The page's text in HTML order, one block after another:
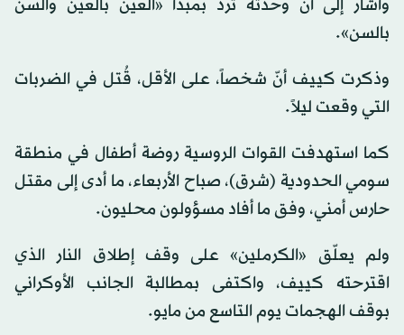
وأشار إلى أن وحدته تردُّ بمبدأ «العين بالعين والسن
بالسن».
وذكرت كييف أنّ شخصاً، على الأقل، قُتل في الضربات
التي وقعت ليلاً.
كما استهدفت القوات الروسية روضة أطفال في منطقة
سومي الحدودية (شرق)، صباح الأربعاء، ما أدى إلى مقتل
حارس أمني، وفق ما أفاد مسؤولون محليون.
ولم يعلّق «الكرملين» على وقف إطلاق النار الذي
اقترحته كييف، واكتفى بمطالبة الجانب الأوكراني
بوقف الهجمات يوم التاسع من مايو.